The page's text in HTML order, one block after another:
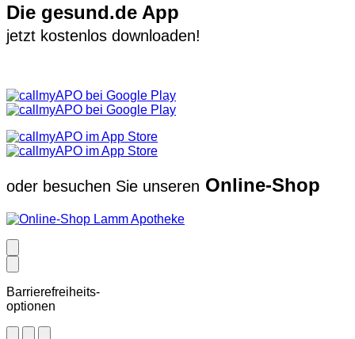
Die gesund.de App
jetzt kostenlos downloaden!
oder besuchen Sie unseren Online-Shop
Barrierefreiheits-
optionen